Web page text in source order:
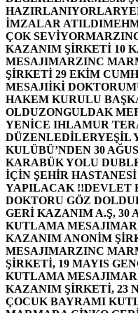
HAZIRLANIYORLAR
İMZALAR ATILDI
ÇOK SEVİYOR
KAZANIM ŞİRKETİ 10
MESAJIMARZINC
ŞİRKETİ 29 EKİM
MESAJIİKİ
HAKEM KURULU
OLDUZONGULDAK
YENİCE IHLAMUR
DÜZENLEDİLERYEŞİL
KULÜBÜ’NDEN 30
KARABÜK YOLU
İÇİN ŞEHİR
YAPILACAK !!DEVLET
DOKTORU GÖZ
GERİ KAZANIM A.Ş, 30
KUTLAMA MESAJI
KAZANIM ANONİM
MESAJIMARZINC
ŞİRKETİ, 19 MAYIS
KUTLAMA MESAJI
KAZANIM ŞİRKETİ, 23
ÇOCUK BAYRAMI